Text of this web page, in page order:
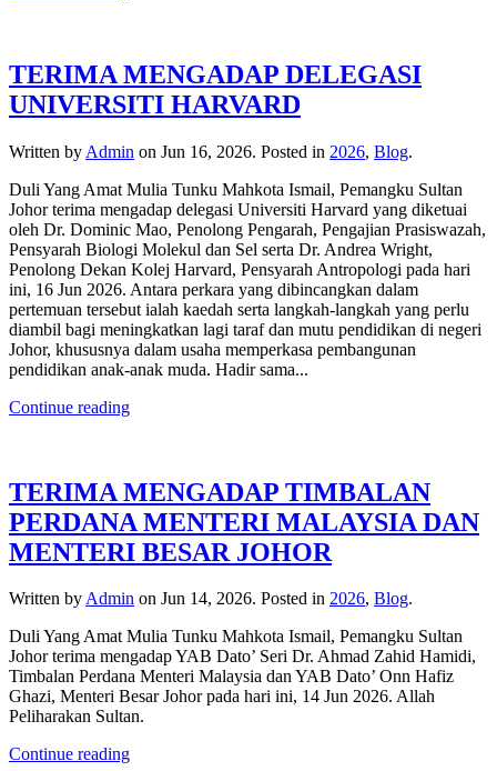
TERIMA MENGADAP DELEGASI
UNIVERSITI HARVARD
Written by Admin on Jun 16, 2026. Posted in 2026, Blog.
Duli Yang Amat Mulia Tunku Mahkota Ismail, Pemangku Sultan
Johor terima mengadap delegasi Universiti Harvard yang diketuai
oleh Dr. Dominic Mao, Penolong Pengarah, Pengajian Prasiswazah,
Pensyarah Biologi Molekul dan Sel serta Dr. Andrea Wright,
Penolong Dekan Kolej Harvard, Pensyarah Antropologi pada hari
ini, 16 Jun 2026. Antara perkara yang dibincangkan dalam
pertemuan tersebut ialah kaedah serta langkah-langkah yang perlu
diambil bagi meningkatkan lagi taraf dan mutu pendidikan di negeri
Johor, khususnya dalam usaha memperkasa pembangunan
pendidikan anak-anak muda. Hadir sama...
Continue reading
TERIMA MENGADAP TIMBALAN
PERDANA MENTERI MALAYSIA DAN
MENTERI BESAR JOHOR
Written byAdmin on Jun 14, 2026. Posted in 2026, Blog.
Duli Yang Amat Mulia Tunku Mahkota Ismail, Pemangku Sultan
Johor terima mengadap YAB Dato’ Seri Dr. Ahmad Zahid Hamidi,
Timbalan Perdana Menteri Malaysia dan YAB Dato’ Onn Hafiz
Ghazi, Menteri Besar Johor pada hari ini, 14 Jun 2026. Allah
Peliharakan Sultan.
Continue reading